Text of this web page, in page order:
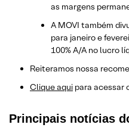
as margens
A MOVI também
para janeiro e
100% A/A no lucro
Reiteramos nossa
Clique aqui para acessar
Principais notícias